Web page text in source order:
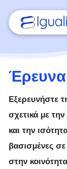
Εξερευνήστε
σχετικά με
και την
βασισμένες
στην